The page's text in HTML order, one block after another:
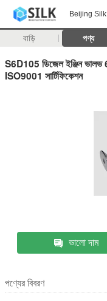
Beijing
বাড়ি পণ্য
S6D105 ডিজেল ইঞ্জিন ভালভ
ISO9001 সার্টিফিকেশন
ভালো দাম
পণ্যের বিবরণ